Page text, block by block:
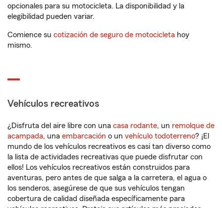
opcionales para su motocicleta. La disponibilidad y la
elegibilidad pueden variar.
Comience su cotización de seguro de motocicleta hoy
mismo.
Vehículos recreativos
¿Disfruta del aire libre con una casa rodante, un remolque de
acampada, una embarcación o un vehículo todoterreno? ¡El
mundo de los vehículos recreativos es casi tan diverso como
la lista de actividades recreativas que puede disfrutar con
ellos! Los vehículos recreativos están construidos para
aventuras, pero antes de que salga a la carretera, el agua o
los senderos, asegúrese de que sus vehículos tengan
cobertura de calidad diseñada específicamente para